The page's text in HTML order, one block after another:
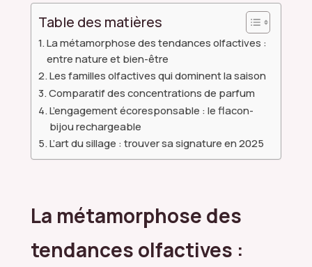
Table des matières
La métamorphose des tendances olfactives :
entre nature et bien-être
Les familles olfactives qui dominent la saison
Comparatif des concentrations de parfum
L’engagement écoresponsable : le flacon-
bijou rechargeable
L’art du sillage : trouver sa signature en 2025
La métamorphose des
tendances olfactives :